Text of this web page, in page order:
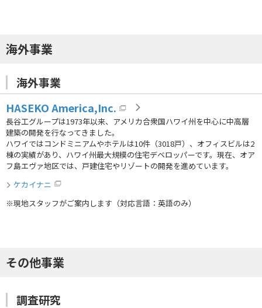
海外事業
海外事業
HASEKO America,Inc.
長谷工グループは1973年以来、アメリカ合衆国ハワイ州を中心に中高層
建築の開発を行なってきました。
ハワイではコンドミニアムやホテルは10件（3018戸）、オフィスビルは2
棟の実績があり、ハワイ州最大規模の住宅デベロッパーです。現在、オア
フ島エヴァ地区では、戸建住宅やリゾートの開発を進めています。
ケカイナニ
※現地スタッフがご案内します（対応言語：英語のみ）
その他事業
調査研究